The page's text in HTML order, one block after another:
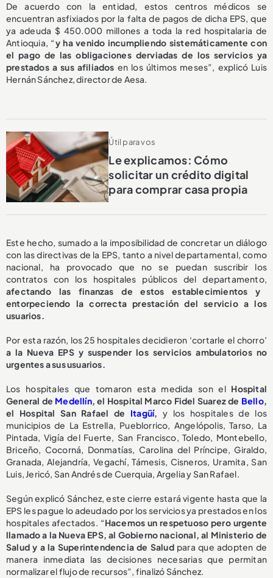
De acuerdo con la entidad, estos centros médicos se
encuentran asfixiados por la falta de pagos de dicha EPS, que
ya adeuda $ 450.000 millones a toda la red hospitalaria de
Antioquia, “y ha venido incumpliendo sistemáticamente con
el pago de las obligaciones derviadas de los servicios ya
prestados a sus afiliados en los últimos meses”, explicó Luis
Hernán Sánchez, director de Aesa.
Útil para vos
Le explicamos: Cómo
solicitar un crédito digital
para comprar casa propia
Este hecho, sumado a la imposibilidad de concretar un diálogo
con las directivas de la EPS, tanto a nivel departamental, como
nacional, ha provocado que no se puedan suscribir los
contratos con los hospitales públicos del departamento,
afectando las finanzas de estos establecimientos y
entorpeciendo la correcta prestación del servicio a los
usuarios.
Por esta razón, los 25 hospitales decidieron ‘cortarle el chorro’
a la Nueva EPS y suspender los servicios ambulatorios no
urgentes a sus usuarios.
Los hospitales que tomaron esta medida son el Hospital
General de Medellín, el Hospital Marco Fidel Suarez de Bello,
el Hospital San Rafael de Itagüí, y los hospitales de los
municipios de La Estrella, Pueblorrico, Angelópolis, Tarso, La
Pintada, Vigía del Fuerte, San Francisco, Toledo, Montebello,
Briceño, Cocorná, Donmatías, Carolina del Príncipe, Giraldo,
Granada, Alejandría, Vegachí, Támesis, Cisneros, Uramita, San
Luis, Jericó, San Andrés de Cuerquia, Argelia y San Rafael.
Según explicó Sánchez, este cierre estará vigente hasta que la
EPS les pague lo adeudado por los servicios ya prestados en los
hospitales afectados. “Hacemos un respetuoso pero urgente
llamado a la Nueva EPS, al Gobierno nacional, al Ministerio de
Salud y a la Superintendencia de Salud para que adopten de
manera inmediata las decisiones necesarias que permitan
normalizar el flujo de recursos”, finalizó Sánchez.